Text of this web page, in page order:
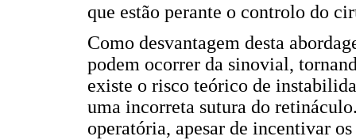
que estão perante o controlo do
Como desvantagem desta
podem ocorrer da sinovial,
existe o risco teórico de
uma incorreta sutura do
operatória, apesar de incentivar